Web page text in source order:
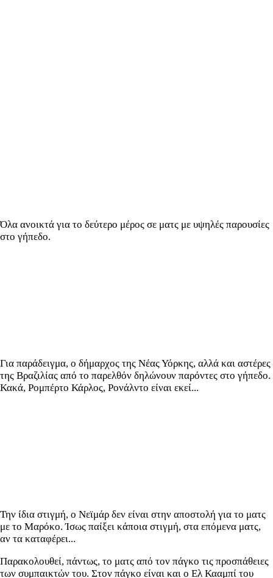
Όλα ανοικτά για το δεύτερο μέρος σε ματς με υψηλές παρουσίες
στο γήπεδο.
Για παράδειγμα, ο δήμαρχος της Νέας Υόρκης, αλλά και αστέρες
της Βραζιλίας από το παρελθόν δηλώνουν παρόντες στο γήπεδο.
Κακά, Ρομπέρτο Κάρλος, Ρονάλντο είναι εκεί...
Την ίδια στιγμή, ο Νεϊμάρ δεν είναι στην αποστολή για το ματς
με το Μαρόκο. Ίσως παίξει κάποια στιγμή, στα επόμενα ματς,
αν τα καταφέρει...
Παρακολουθεί, πάντως, το ματς από τον πάγκο τις προσπάθειες
των συμπαικτών του. Στον πάγκο είναι και ο Ελ Κααμπί του